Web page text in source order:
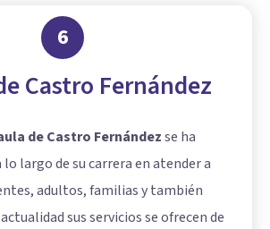
6
Castro Fernández
de Castro Fernándezse ha
largo de su carrera en atender a
adultos, familias y también
sus servicios se ofrecen de